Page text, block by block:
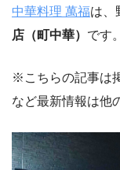
中華料理 萬福は、
店（町中華） です。
※こちらの記事は
など最新情報は他